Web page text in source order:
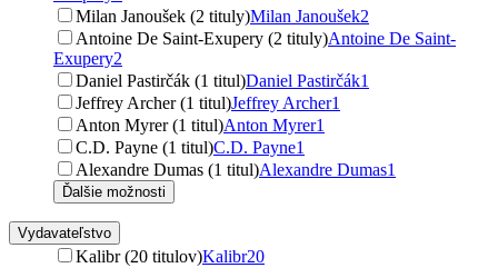
Milan Janoušek (2 tituly)Milan Janoušek2
Antoine De Saint-Exupery (2 tituly)Antoine De Saint-
Exupery2
Daniel Pastirčák (1 titul)Daniel Pastirčák1
Jeffrey Archer (1 titul)Jeffrey Archer1
Anton Myrer (1 titul)Anton Myrer1
C.D. Payne (1 titul)C.D. Payne1
Alexandre Dumas (1 titul)Alexandre Dumas1
Ďalšie možnosti
Vydavateľstvo
Kalibr (20 titulov)Kalibr20